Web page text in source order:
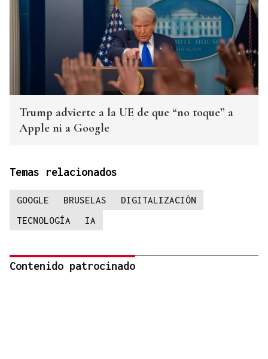
Trump advierte a la UE de que “no toque” a
Apple ni a Google
Temas relacionados
GOOGLE BRUSELAS
DIGITALIZACIÓN
TECNOLOGÍA
IA
Contenido patrocinado